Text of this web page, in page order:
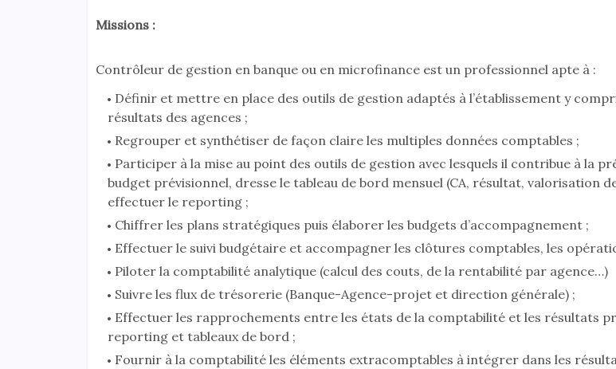
Missions :
Contrôleur de gestion en banque ou en microfinance est un professionnel apte à :
Définir et mettre en place des outils de gestion adaptés à l’établissement y
résultats des agences ;
Regrouper et synthétiser de façon claire les multiples données comptables ;
Participer à la mise au point des outils de gestion avec lesquels il contribue à la
budget prévisionnel, dresse le tableau de bord mensuel (CA, résultat, valorisation
effectuer le reporting ;
Chiffrer les plans stratégiques puis élaborer les budgets d’accompagnement ;
Effectuer le suivi budgétaire et accompagner les clôtures comptables, les
Piloter la comptabilité analytique (calcul des couts, de la rentabilité par agence…)
Suivre les flux de trésorerie (Banque-Agence-projet et direction générale) ;
Effectuer les rapprochements entre les états de la comptabilité et les résultats
reporting et tableaux de bord ;
Fournir à la comptabilité les éléments extracomptables à intégrer dans les